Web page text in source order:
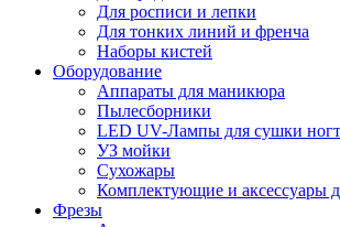
Для росписи и лепки
Для тонких линий и френча
Наборы кистей
Оборудование
Аппараты для маникюра
Пылесборники
LED UV-Лампы для сушки
УЗ мойки
Сухожары
Комплектующие и аксессуары
Фрезы